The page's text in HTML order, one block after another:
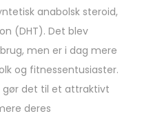
anabolsk steroid,
(DHT). Det blev
men er i dag mere
og fitnessentusiaster.
gør det til et attraktivt
deres